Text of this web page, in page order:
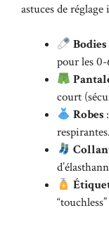
astuces de réglage
Bodies
pour les
court
Robes
respirantes.